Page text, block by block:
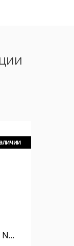
Напольный светильник NUR 5805